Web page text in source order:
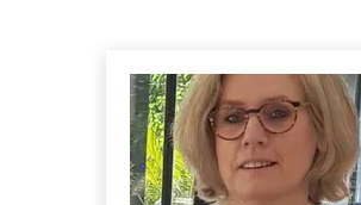
NOTRE AGENCE
Qui Sommes Nous